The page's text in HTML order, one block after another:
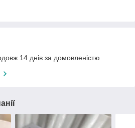
14 днів за домовленістю